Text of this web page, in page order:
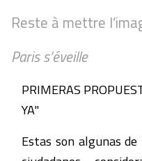
Reste à mettre
Paris s’éveille
PRIMERAS
YA"
Estas son algunas